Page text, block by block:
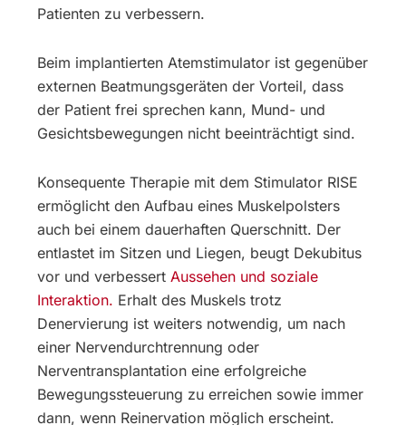
Patienten zu verbessern.
Beim implantierten Atemstimulator ist gegenüber
externen Beatmungsgeräten der Vorteil, dass
der Patient frei sprechen kann, Mund- und
Gesichtsbewegungen nicht beeinträchtigt sind.
Konsequente Therapie mit dem Stimulator RISE
ermöglicht den Aufbau eines Muskelpolsters
auch bei einem dauerhaften Querschnitt. Der
entlastet im Sitzen und Liegen, beugt Dekubitus
vor und verbessert Aussehen und soziale
Interaktion. Erhalt des Muskels trotz
Denervierung ist weiters notwendig, um nach
einer Nervendurchtrennung oder
Nerventransplantation eine erfolgreiche
Bewegungssteuerung zu erreichen sowie immer
dann, wenn Reinervation möglich erscheint.